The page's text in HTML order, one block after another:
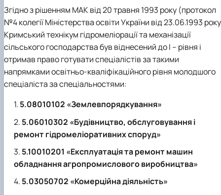
Згідно з рішенням МАК від 20 травня 1993 року (протокол
№4 колегії Міністерства освіти України від 23.06.1993
Кримський технікум гідромеліорації та механізації
сільського господарства був віднесений до І – рівня і
отримав право готувати спеціалістів за такими
напрямками освітньо-кваліфікаційного рівня молодшого
спеціаліста за спеціальностями:
5.08010102 «Землевпорядкування»
5.06010302 «Будівництво, обслуговування і
ремонт гідромеліоративних споруд»
5.10010201 «Експлуатація та ремонт машин
обладнання агропромислового виробництва»
5.03050702 «Комерційна діяльність»